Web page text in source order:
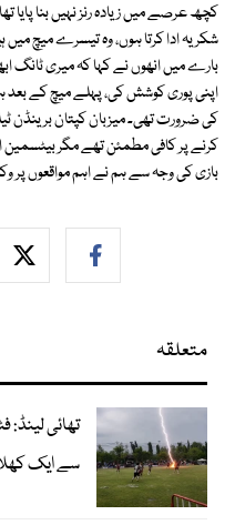
کچھ عرصے میں زیادہ رنز نہیں بنا پایا
شکریہ ادا کرتا ہوں، وہ تیسرے میچ
بارے میں انھوں نے کہا کہ میری ٹانگ
اپنی پوری کوشش کی، پہلے میچ کے
کرنے پر کافی مطمئن تھے مگر بیٹسمین
بازی کی وجہ سے ہم نے اہم مواقعوں پر
متعلقہ
تھائی لینڈ:
سے ایک کھلاڑی